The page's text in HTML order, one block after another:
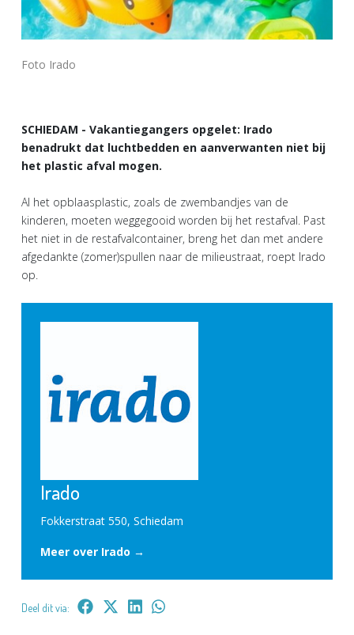
Foto Irado
SCHIEDAM - Vakantiegangers opgelet: Irado
benadrukt dat luchtbedden en aanverwanten niet bij
het plastic afval mogen.
Al het opblaasplastic, zoals de zwembandjes van de
kinderen, moeten weggegooid worden bij het restafval. Past
het niet in de restafvalcontainer, breng het dan met andere
afgedankte (zomer)spullen naar de milieustraat, roept Irado
op.
Irado
Fokkerstraat 550, Schiedam
Meer over Irado →
Deel dit via: